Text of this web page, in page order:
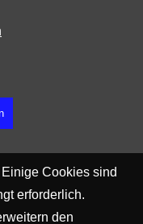
Cookies sind
erforderlich.
den